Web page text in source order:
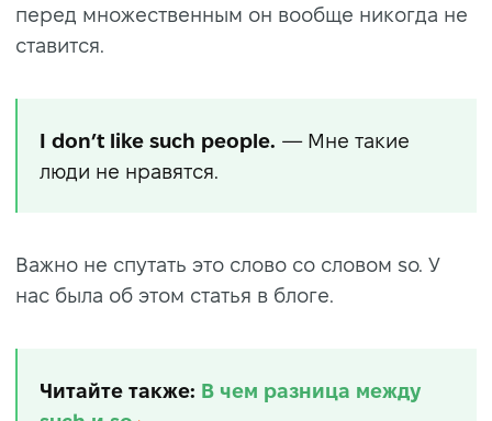
перед множественным он вообще никогда не
ставится.
I don’t like such people. — Мне такие
люди не нравятся.
Важно не спутать это слово со словом so. У
нас была об этом статья в блоге.
Читайте также: В чем разница между